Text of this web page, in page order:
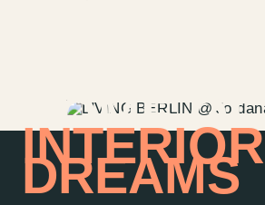
HOME OF
INTERIOR
DREAMS